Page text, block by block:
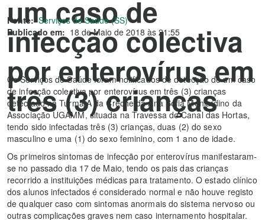
um caso de
infecção colectiva
por enterovírus em
três (3) crianças
Fonte: Serviços de Saúde (SS)
Publicado em: 18 de Maio de 2018 às 21:55
Os Serviços de Saúde foram notificados de detecção de um caso
de infecção colectiva por enterovírus em três (3) crianças
detectado na Turma A da Creche da Ana Sofia Monjardino da
Associação UGAMM, situada na Travessa do Canal das Hortas,
tendo sido infectadas três (3) crianças, duas (2) do sexo
masculino e uma (1) do sexo feminino, com 1 ano de idade.
Os primeiros sintomas de infecção por enterovírus manifestaram-
se no passado dia 17 de Maio, tendo os pais das crianças
recorrido a instituições médicas para tratamento. O estado clínico
dos alunos infectados é considerado normal e não houve registo
de qualquer caso com sintomas anormais do sistema nervoso ou
outras complicações graves nem caso internamento hospitalar.